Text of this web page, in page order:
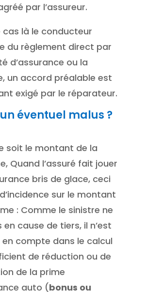
par l’assureur.
cas là le conducteur
du règlement direct par
d’assurance ou la
un accord préalable est
exigé par le réparateur.
éventuel malus ?
soit le montant de la
Quand l’assuré fait jouer
bris de glace, ceci
sur le montant
: Comme le sinistre ne
cause de tiers, il n’est
en compte dans le calcul
de réduction ou de
de la prime
auto (bonus ou